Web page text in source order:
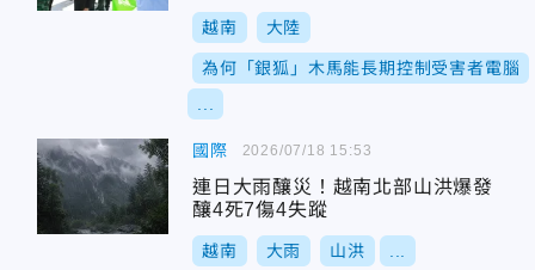
越南 大陸
為何「銀狐」木馬能長期控制受害者電腦
國際
連日大雨釀災！越南北部山洪爆發
釀4死7傷4失蹤
越南 大雨 山洪
2026/07/18 15:53